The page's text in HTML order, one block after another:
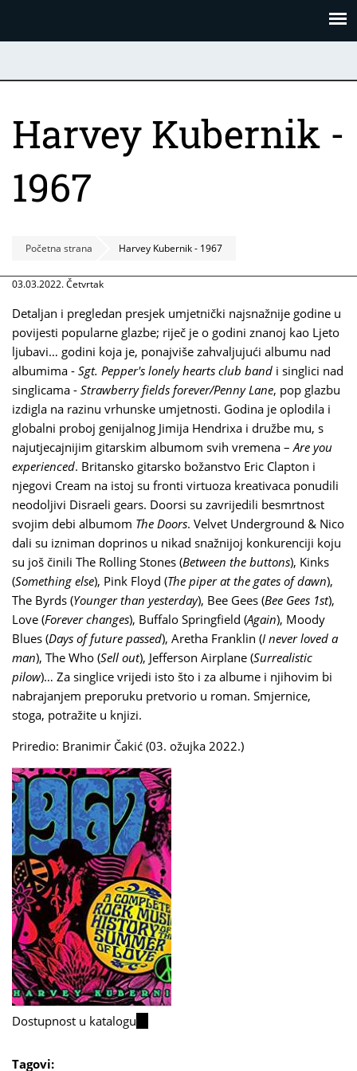
Harvey Kubernik -
1967
Početna strana Harvey Kubernik - 1967
03.03.2022. Četvrtak
Detaljan i pregledan presjek umjetnički najsnažnije godine u
povijesti popularne glazbe; riječ je o godini znanoj kao Ljeto
ljubavi… godini koja je, ponajviše zahvaljujući albumu nad
albumima - Sgt. Pepper's lonely hearts club band i singlici nad
singlicama - Strawberry fields forever/Penny Lane, pop glazbu
izdigla na razinu vrhunske umjetnosti. Godina je oplodila i
globalni proboj genijalnog Jimija Hendrixa i družbe mu, s
najutjecajnijim gitarskim albumom svih vremena –Are you
experienced. Britansko gitarsko božanstvo Eric Clapton i
njegovi Cream na istoj su fronti virtuoza kreativaca ponudili
neodoljivi Disraeli gears. Doorsi su zavrijedili besmrtnost
svojim debi albumom The Doors. Velvet Underground & Nico
dali su izniman doprinos u nikad snažnijoj konkurenciji koju
su još činili The Rolling Stones (Between the buttons), Kinks
(Something else), Pink Floyd (The piper at the gates of dawn),
The Byrds (Younger than yesterday), Bee Gees (Bee Gees 1st),
Love (Forever changes), Buffalo Springfield (Again), Moody
Blues (Days of future passed), Aretha Franklin (I never loved a
man), The Who (Sell out), Jefferson Airplane (Surrealistic
pilow)… Za singlice vrijedi isto što i za albume i njihovim bi
nabrajanjem preporuku pretvorio u roman. Smjernice,
stoga, potražite u knjizi.
Priredio: Branimir Čakić (03. ožujka 2022.)
Dostupnost u katalogu
Tagovi: